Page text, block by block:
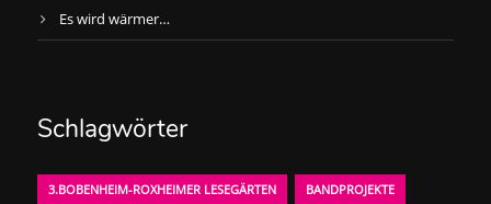
Es wird wärmer…
Schlagwörter
3.BOBENHEIM-ROXHEIMER LESEGÄRTEN BANDPROJEKTE